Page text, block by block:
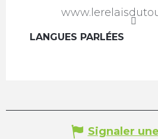
LANGUES PARLÉES
LANGUES PARLÉES
Signaler